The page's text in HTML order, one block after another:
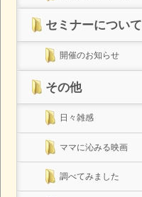
セミナーについて
開催のお知らせ
その他
日々雑感
ママに沁みる映画
調べてみました